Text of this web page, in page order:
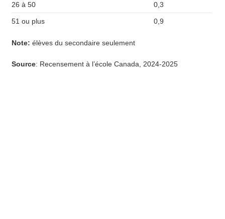
26 à 50 0,3
51 ou plus 0,9
Note: élèves du secondaire seulement
Source: Recensement à l’école Canada, 2024-2025